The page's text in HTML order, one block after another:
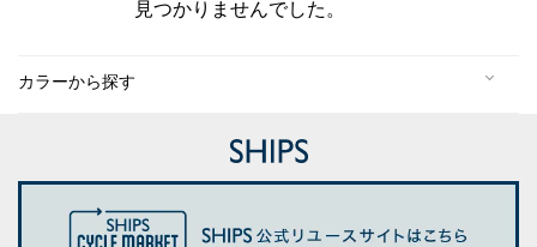
見つかりませんでした。
カラーから探す